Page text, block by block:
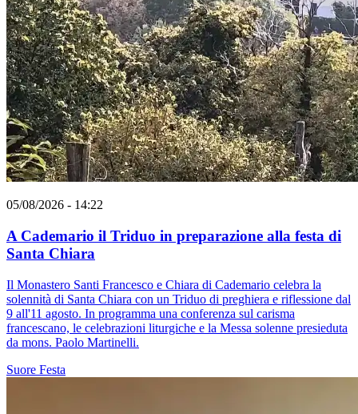
05/08/2026 - 14:22
A Cademario il Triduo in preparazione alla festa di
Santa Chiara
Il Monastero Santi Francesco e Chiara di Cademario celebra la
solennità di Santa Chiara con un Triduo di preghiera e riflessione dal
9 all'11 agosto. In programma una conferenza sul carisma
francescano, le celebrazioni liturgiche e la Messa solenne presieduta
da mons. Paolo Martinelli.
Suore Festa